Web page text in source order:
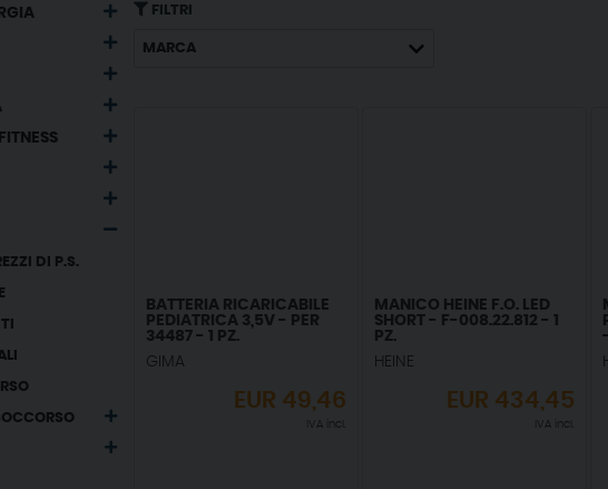
DI P.S.
FILTRI
MARCA
BATTERIA RICARICABILE
PEDIATRICA 3,5V - PER
34487 - 1 PZ.
GIMA
EUR 49,46
IVA incl.
MANICO HEINE F.O. LED
SHORT - F-008.22.812 - 1
PZ.
HEINE
EUR 434,45
IVA incl.